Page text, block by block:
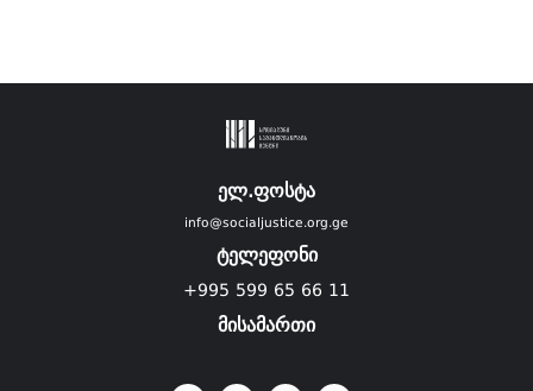
ელ.ფოსტა
info@socialjustice.org.ge
ტელეფონი
+995 599 65 66 11
მისამართი